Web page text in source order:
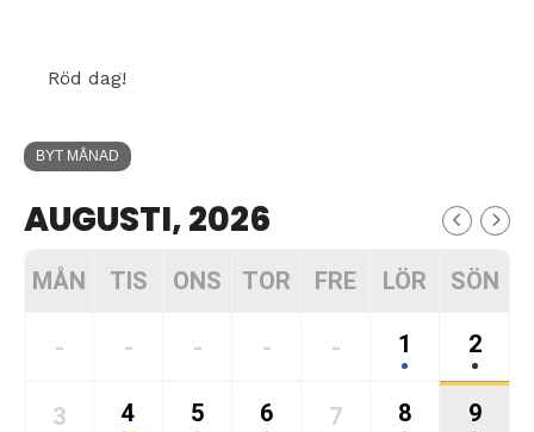
Röd dag!
BYT MÅNAD
AUGUSTI, 2026
MÅN TIS ONS TOR FRE LÖR SÖN
- - - - - 1 2
3 4 5 6 7 8 9